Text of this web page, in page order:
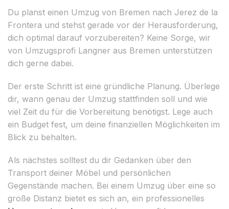
Du planst einen Umzug von Bremen nach Jerez de la
Frontera und stehst gerade vor der Herausforderung,
dich optimal darauf vorzubereiten? Keine Sorge, wir
von Umzugsprofi Langner aus Bremen unterstützen
dich gerne dabei.
Der erste Schritt ist eine gründliche Planung. Überlege
dir, wann genau der Umzug stattfinden soll und wie
viel Zeit du für die Vorbereitung benötigst. Lege auch
ein Budget fest, um deine finanziellen Möglichkeiten im
Blick zu behalten.
Als nächstes solltest du dir Gedanken über den
Transport deiner Möbel und persönlichen
Gegenstände machen. Bei einem Umzug über eine so
große Distanz bietet es sich an, ein professionelles